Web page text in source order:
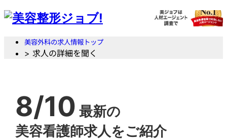
美容外科の求人情報トップ
> 求人の詳細を聞く
8/10 最新の
美容看護師求人をご紹介